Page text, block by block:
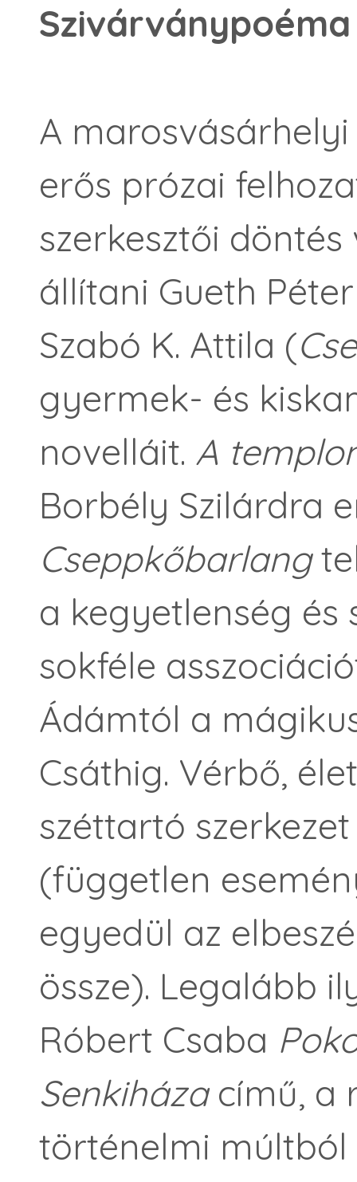
A
erős prózai
szerkesztői
állítani Gueth
Szabó K. Attila (
gyermek- és
novelláit. A
Borbély Szilárdra
Cseppkőbarlang
a kegyetlenség és
sokféle
Ádámtól a
Csáthig. Vérbő,
széttartó
(független
egyedül az
össze). Legalább
Róbert Csaba
Senkiháza című, a
történelmi